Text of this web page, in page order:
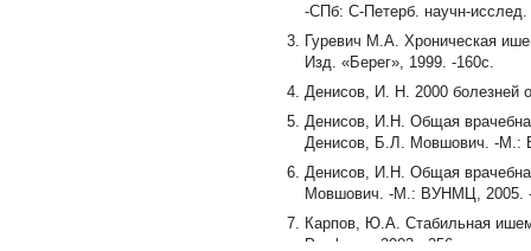
-СПб: С-Петерб. научн-
Гуревич М.А. Хроническая
Изд. «Берег», 1999. -160с.
Денисов, И. Н. 2000
Денисов, И.Н. Общая
Денисов, Б.Л. Мовшович. -М.:
Денисов, И.Н. Общая
Мовшович. -М.: ВУНМЦ, 2005.
Карпов, Ю.А. Стабильная
Реаформ, 2003. -256 с.